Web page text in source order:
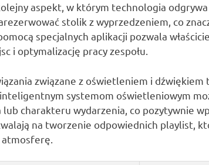
aspekt, w którym technologia
stolik z wyprzedzeniem, co
specjalnych aplikacji pozwala
i optymalizację pracy zespołu.
związane z oświetleniem i dźwiękiem
systemom oświetleniowym
charakteru wydarzenia, co pozytywnie
na tworzenie odpowiednich playlist,